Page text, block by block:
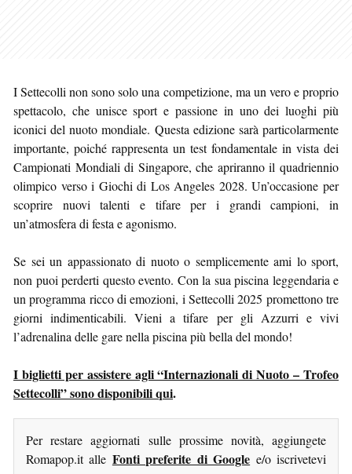
I Settecolli non sono solo una competizione, ma un vero e proprio
spettacolo, che unisce sport e passione in uno dei luoghi più
iconici del nuoto mondiale. Questa edizione sarà particolarmente
importante, poiché rappresenta un test fondamentale in vista dei
Campionati Mondiali di Singapore, che apriranno il quadriennio
olimpico verso i Giochi di Los Angeles 2028. Un’occasione per
scoprire nuovi talenti e tifare per i grandi campioni, in
un’atmosfera di festa e agonismo.
Se sei un appassionato di nuoto o semplicemente ami lo sport,
non puoi perderti questo evento. Con la sua piscina leggendaria e
un programma ricco di emozioni, i Settecolli 2025 promettono tre
giorni indimenticabili. Vieni a tifare per gli Azzurri e vivi
l’adrenalina delle gare nella piscina più bella del mondo!
I biglietti per assistere agli “Internazionali di Nuoto – Trofeo
Settecolli” sono disponibili qui.
Per restare aggiornati sulle prossime novità, aggiungete
Romapop.it alle Fonti preferite di Google e/o iscrivetevi